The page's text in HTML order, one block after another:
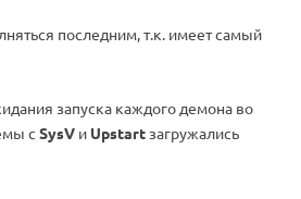
последним, т.к. имеет самый
запуска каждого демона во
с SysV и Upstart загружались